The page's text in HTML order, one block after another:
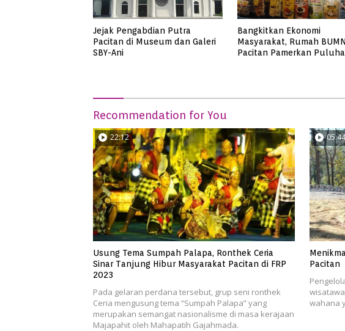
Jejak Pengabdian Putra
Pacitan di Museum dan Galeri
SBY-Ani
Bangkitkan Ekonomi
Masyarakat, Rumah
Pacitan Pamerkan
Recommendation for You
22:12
Usung Tema Sumpah Palapa, Ronthek Ceria
Sinar Tanjung Hibur Masyarakat Pacitan di FRP
2023
Pada gelaran perdana tersebut, grup seni ronthek
Ceria mengusung tema “Sumpah Palapa” yang
merupakan semangat nasionalisme di masa kerajaan
Majapahit oleh Mahapatih Gajahmada.
05:44
Pacitan
wahana